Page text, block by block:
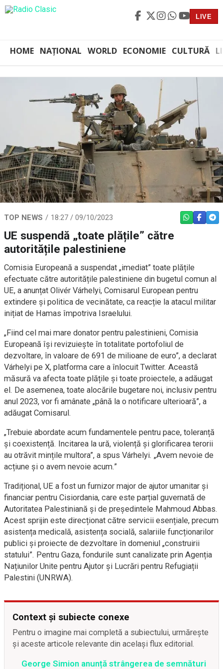
LIVE
HOME NAȚIONAL WORLD ECONOMIE CULTURĂ
TOP NEWS 18:27 / 09/10/2023 WHATSAPP
UE suspendă „toate plățile” către
autoritățile palestiniene
Comisia Europeană a suspendat „imediat” toate plățile
efectuate către autoritățile palestiniene din bugetul comun al
UE, a anunțat Olivér Várhelyi, Comisarul European pentru
extindere și politica de vecinătate, ca reacție la atacul militar
inițiat de Hamas împotriva Israelului.
„Fiind cel mai mare donator pentru palestinieni, Comisia
Europeană își revizuiește în totalitate portofoliul de
dezvoltare, în valoare de 691 de milioane de euro”, a declarat
Várhelyi pe X, platforma care a înlocuit Twitter. Această
măsură va afecta toate plățile și toate proiectele, a adăugat
el. De asemenea, toate alocările bugetare noi, inclusiv pentru
anul 2023, vor fi amânate „până la o notificare ulterioară”, a
adăugat Comisarul.
„Trebuie abordate acum fundamentele pentru pace, toleranță
și coexistență. Incitarea la ură, violență și glorificarea terorii
au otrăvit mințile multora”, a spus Várhelyi. „Avem nevoie de
acțiune și o avem nevoie acum.”
Tradițional, UE a fost un furnizor major de ajutor umanitar și
financiar pentru Cisiordania, care este parțial guvernată de
Autoritatea Palestiniană și de președintele Mahmoud Abbas.
Acest sprijin este direcționat către servicii esențiale, precum
asistența medicală, asistența socială, salariile funcționarilor
publici și proiecte de dezvoltare în domeniul „construirii
statului”. Pentru Gaza, fondurile sunt canalizate prin Agenția
Națiunilor Unite pentru Ajutor și Lucrări pentru Refugiații
Palestini (UNRWA).
Context și subiecte conexe
Pentru o imagine mai completă a subiectului, urmărește
și aceste articole relevante din același flux editorial.
George Simion anunță strângerea de semnături